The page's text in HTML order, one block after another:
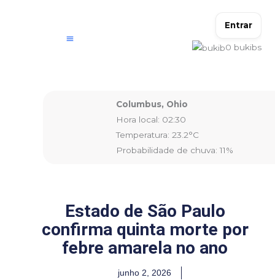
Entrar
0 bukibs
Columbus, Ohio
Hora local: 02:30
Temperatura: 23.2°C
Probabilidade de chuva: 11%
Estado de São Paulo
confirma quinta morte por
febre amarela no ano
junho 2, 2026